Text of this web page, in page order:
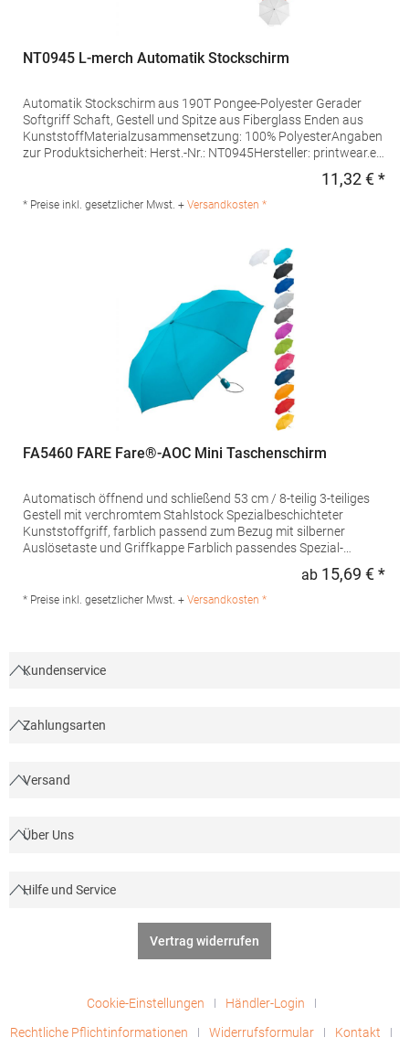
NT0945 L-merch Automatik Stockschirm
Automatik Stockschirm aus 190T Pongee-Polyester Gerader
Softgriff Schaft, Gestell und Spitze aus Fiberglass Enden aus
KunststoffMaterialzusammensetzung: 100% PolyesterAngaben
zur Produktsicherheit: Herst.-Nr.: NT0945Hersteller: printwear.eu
11,32 € *
* Preise inkl. gesetzlicher Mwst. + Versandkosten *
FA5460 FARE Fare®-AOC Mini Taschenschirm
Automatisch öffnend und schließend 53 cm / 8-teilig 3-teiliges
Gestell mit verchromtem Stahlstock Spezialbeschichteter
Kunststoffgriff, farblich passend zum Bezug mit silberner
Auslösetaste und Griffkappe Farblich passendes Spezial-
SystemMaterialzusammensetzung: Bezug: 100%
ab 15,69 € *
* Preise inkl. gesetzlicher Mwst. + Versandkosten *
Kundenservice
Zahlungsarten
Versand
Über Uns
Hilfe und Service
Vertrag widerrufen
Cookie-Einstellungen
Händler-Login
Rechtliche Pflichtinformationen
Widerrufsformular Kontakt